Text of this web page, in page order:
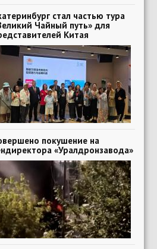
стал частью тура
Чайный путь» для
Китая
покушение на
«Уралдронзавода»